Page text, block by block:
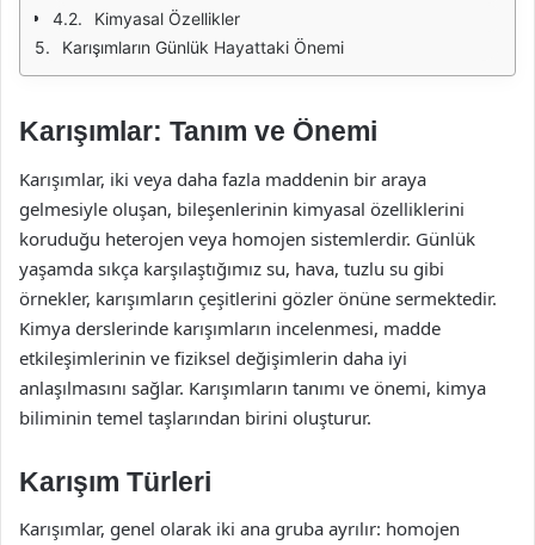
Kimyasal Özellikler
Karışımların Günlük Hayattaki Önemi
Karışımlar: Tanım ve Önemi
Karışımlar, iki veya daha fazla maddenin bir araya
gelmesiyle oluşan, bileşenlerinin kimyasal özelliklerini
koruduğu heterojen veya homojen sistemlerdir. Günlük
yaşamda sıkça karşılaştığımız su, hava, tuzlu su gibi
örnekler, karışımların çeşitlerini gözler önüne sermektedir.
Kimya derslerinde karışımların incelenmesi, madde
etkileşimlerinin ve fiziksel değişimlerin daha iyi
anlaşılmasını sağlar. Karışımların tanımı ve önemi, kimya
biliminin temel taşlarından birini oluşturur.
Karışım Türleri
Karışımlar, genel olarak iki ana gruba ayrılır: homojen